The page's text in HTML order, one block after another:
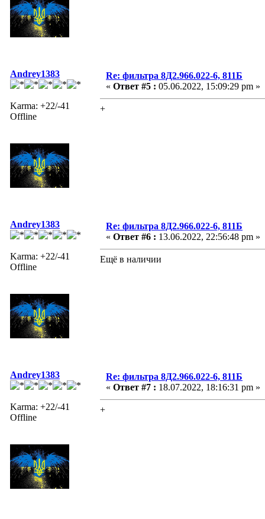
Andrey1383
Karma: +22/-41
Offline
Re: фильтра 8Д2.966.022-6, 811Б
« Ответ #5 : 05.06.2022, 15:09:29 pm »
+
Andrey1383
Karma: +22/-41
Offline
Re: фильтра 8Д2.966.022-6, 811Б
« Ответ #6 : 13.06.2022, 22:56:48 pm »
Ещё в наличии
Andrey1383
Karma: +22/-41
Offline
Re: фильтра 8Д2.966.022-6, 811Б
« Ответ #7 : 18.07.2022, 18:16:31 pm »
+